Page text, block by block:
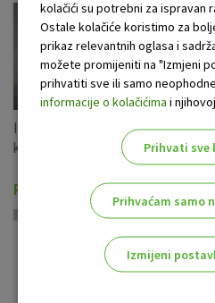
Iskoristite ponudu gotovinskih
kamatnom stopom za cijeli
Računi i usluge
kolačići su potrebni za ispravan
Ostale kolačiće koristimo za
prikaz relevantnih oglasa i
možete promijeniti na "Izmjeni
prihvatiti sve ili samo
informacije o kolačićima i
Prihvati sve
Prihvaćam samo
Izmijeni